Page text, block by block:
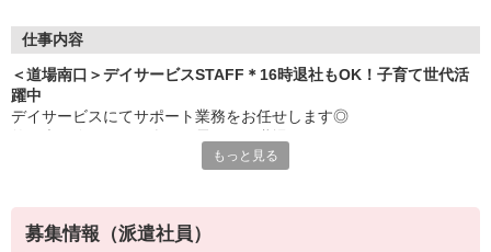
仕事内容
＜道場南口＞デイサービスSTAFF＊16時退社もOK！子育て世代活
躍中
デイサービスにてサポート業務をお任せします◎
・レクリエーション企画、実施
・リハビリのサポート
もっと見る
募集情報（派遣社員）